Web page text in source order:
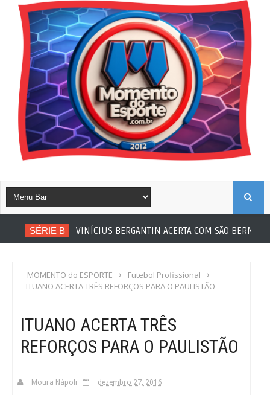
SÉRIE B VINÍCIUS BERGANTIN ACERTA COM SÃO BERNARDO
MOMENTO do ESPORTE
Futebol Profissional
ITUANO ACERTA TRÊS REFORÇOS PARA O PAULISTÃO
ITUANO ACERTA TRÊS
REFORÇOS PARA O PAULISTÃO
Moura Nápoli dezembro 27, 2016